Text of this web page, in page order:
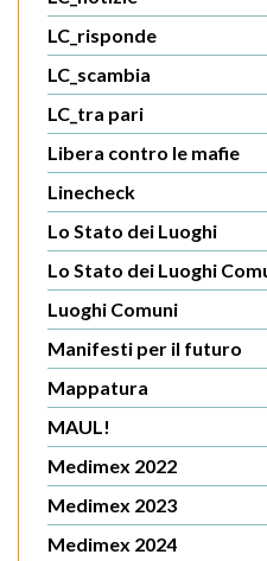
LC_risponde
LC_scambia
LC_tra pari
Libera contro le mafie
Linecheck
Lo Stato dei Luoghi
Lo Stato dei Luoghi
Luoghi Comuni
Manifesti per il futuro
Mappatura
MAUL!
Medimex 2022
Medimex 2023
Medimex 2024